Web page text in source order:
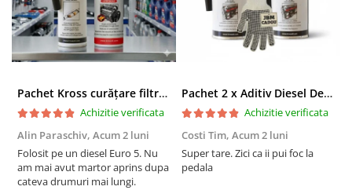
Pachet Kross curățare filtru particule DPF și etanșare ulei 250 ml + 250 ml
Achizitie verificata
Alin Paraschiv, Acum 2 luni
Folosit pe un diesel Euro 5. Nu
am mai avut martor aprins dupa
cateva drumuri mai lungi.
Pachet 2 x Aditiv Diesel Detox Premium Kross - Curățare Completă, +5 Puncte Cetanic & Protecție DPF/EGR
Achizitie verificata
Costi Tim, Acum 2 luni
Super tare. Zici ca ii pui foc la
pedala